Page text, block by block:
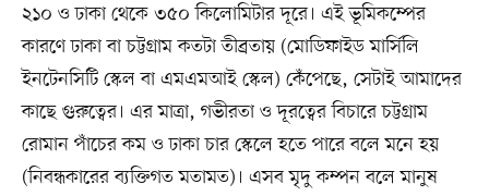
২১০ ও ঢাকা থেকে ৩৫০ কিলোমিটার দূরে। এই ভূমিকম্পের
কারণে ঢাকা বা চট্টগ্রাম কতটা তীব্রতায় (মোডিফাইড মার্সিলি
ইনটেনসিটি স্কেল বা এমএমআই স্কেল) কেঁপেছে, সেটাই আমাদের
কাছে গুরুত্বের। এর মাত্রা, গভীরতা ও দূরত্বের বিচারে চট্টগ্রাম
রোমান পাঁচের কম ও ঢাকা চার স্কেলে হতে পারে বলে মনে হয়
(নিবন্ধকারের ব্যক্তিগত মতামত)। এসব মৃদু কম্পন বলে মানুষ